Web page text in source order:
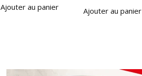
Ajouter au panier Ajouter au panier